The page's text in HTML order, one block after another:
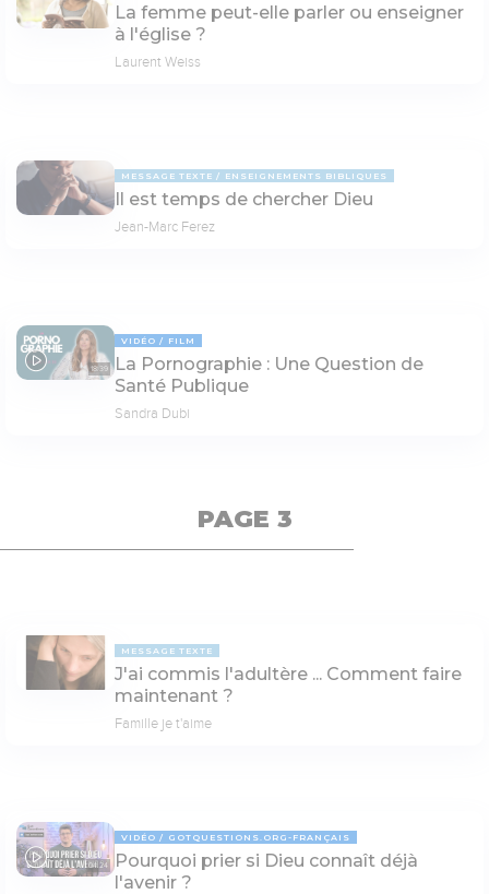
La femme peut-elle parler ou enseigner
à l'église ?
Laurent Weiss
MESSAGE TEXTE ENSEIGNEMENTS BIBLIQUES
Il est temps de chercher Dieu
Jean-Marc Ferez
18:39
VIDÉO FILM
La Pornographie : Une Question de
Santé Publique
Sandra Dubi
PAGE 3
MESSAGE TEXTE
J'ai commis l'adultère ... Comment faire
maintenant ?
Famille je t'aime
04:24
VIDÉO GOTQUESTIONS.ORG-FRANÇAIS
Pourquoi prier si Dieu connaît déjà
l'avenir ?